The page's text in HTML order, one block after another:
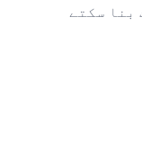
بنا سکتے